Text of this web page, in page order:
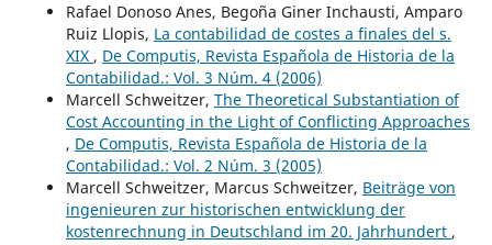
Rafael Donoso Anes, Begoña Giner Inchausti, Amparo
Ruiz Llopis, La contabilidad de costes a finales del s.
XIX , De Computis, Revista Española de Historia de la
Contabilidad.: Vol. 3 Núm. 4 (2006)
Marcell Schweitzer, The Theoretical Substantiation of
Cost Accounting in the Light of Conflicting Approaches
, De Computis, Revista Española de Historia de la
Contabilidad.: Vol. 2 Núm. 3 (2005)
Marcell Schweitzer, Marcus Schweitzer, Beiträge von
ingenieuren zur historischen entwicklung der
kostenrechnung in Deutschland im 20. Jahrhundert ,